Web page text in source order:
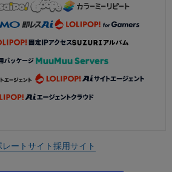
レートサイト採用サイト